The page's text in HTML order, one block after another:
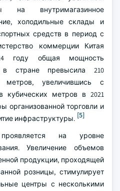
на внутримагазинное
холодильные склады и
средств в период с
коммерции Китая
году общая мощность
в стране превысила 210
метров, увеличившись с
кубических метров в 2021
организованной торговли и
инфраструктуры. [5]
на уровне
Увеличение объемов
продукции, проходящей
розницы, стимулирует
центры с несколькими